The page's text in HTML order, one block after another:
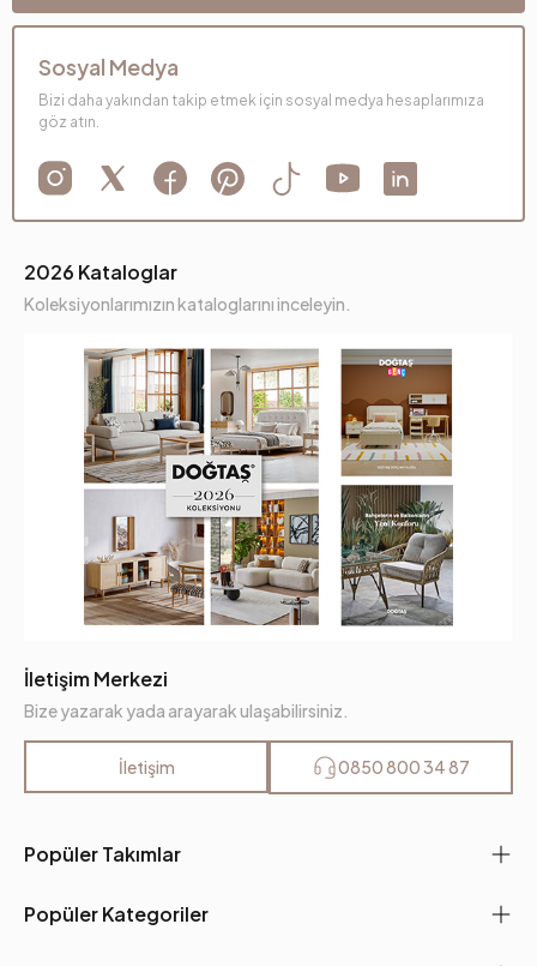
Popüler Takımlar
Popüler Kategoriler
2026 Kataloglar
Koleksiyonlarımızın kataloglarını inceleyin.
İletişim Merkezi
Bize yazarak yada arayarak ulaşabilirsiniz.
İletişim 0850 800 34 87
Sosyal Medya
Bizi daha yakından takip etmek için sosyal medya hesaplarımıza
göz atın.